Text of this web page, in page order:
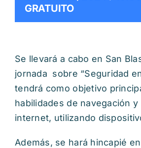
GRATUITO
Se llevará a cabo en San
jornada sobre “Seguridad
tendrá como objetivo
habilidades de navegación
internet, utilizando
Además, se hará hincapié